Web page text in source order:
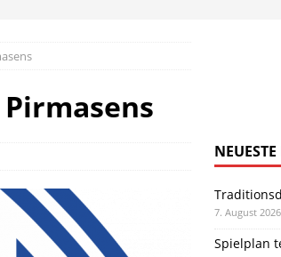
Pirmasens
7. August 2026
Spielplan